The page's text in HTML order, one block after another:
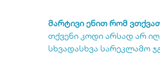
მარტივი ენით რომ
თქვენი კოდი არსად არ
სხვადასხვა სარეკლამო